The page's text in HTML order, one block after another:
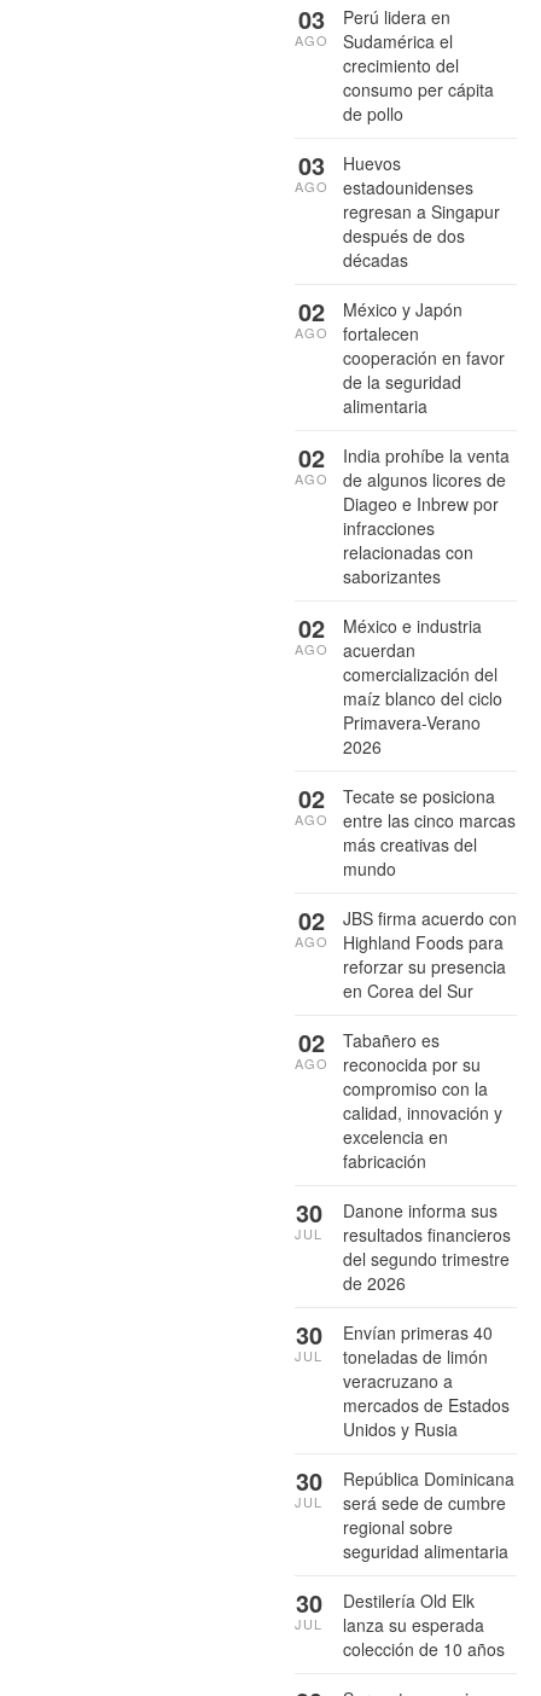
Perú lidera en
Sudamérica el
crecimiento del
consumo per cápita
de pollo
03
AGO
Huevos
estadounidenses
regresan a Singapur
después de dos
décadas
03
AGO
México y Japón
fortalecen
cooperación en favor
de la seguridad
alimentaria
02
AGO
India prohíbe la venta
de algunos licores de
Diageo e Inbrew por
infracciones
relacionadas con
saborizantes
02
AGO
México e industria
acuerdan
comercialización del
maíz blanco del ciclo
Primavera-Verano
2026
02
AGO
Tecate se posiciona
entre las cinco marcas
más creativas del
mundo
02
AGO
JBS firma acuerdo con
Highland Foods para
reforzar su presencia
en Corea del Sur
02
AGO
Tabañero es
reconocida por su
compromiso con la
calidad, innovación y
excelencia en
fabricación
02
AGO
Danone informa sus
resultados financieros
del segundo trimestre
de 2026
30
JUL
Envían primeras 40
toneladas de limón
veracruzano a
mercados de Estados
Unidos y Rusia
30
JUL
República Dominicana
será sede de cumbre
regional sobre
seguridad alimentaria
30
JUL
Destilería Old Elk
lanza su esperada
colección de 10 años
30
JUL